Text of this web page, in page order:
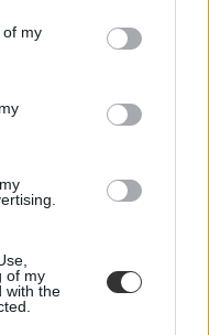
of my
of my
with the
be: de
diplomáztak?
a legtöbbet a
egyetemen végzett
következnek.